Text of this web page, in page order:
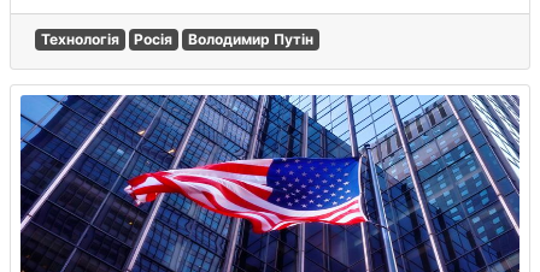
Технологія Росія Володимир Путін